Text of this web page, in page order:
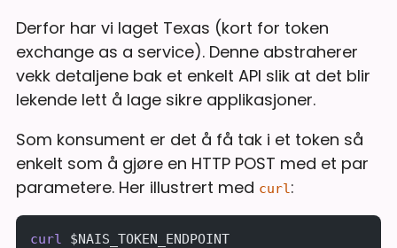
Derfor har vi laget Texas (kort for token
exchange as a service). Denne abstraherer
vekk detaljene bak et enkelt API slik at det blir
lekende lett å lage sikre applikasjoner.
Som konsument er det å få tak i et token så
enkelt som å gjøre en HTTP POST med et par
parametere. Her illustrert med curl :
curl
$NAIS_TOKEN_ENDPOINT